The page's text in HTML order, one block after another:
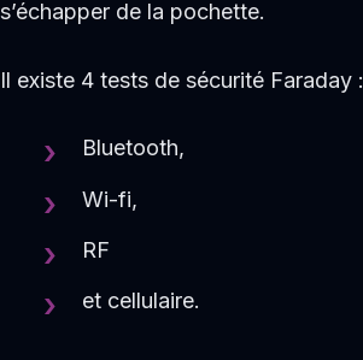
s’échapper de la pochette.
Il existe 4 tests de sécurité Faraday :
Bluetooth,
Wi-fi,
RF
et cellulaire.